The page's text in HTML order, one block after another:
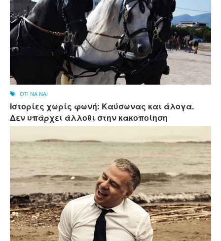
OTI NA NAI
Ιστορίες χωρίς φωνή: Καύσωνας και άλογα.
Δεν υπάρχει άλλοθι στην κακοποίηση